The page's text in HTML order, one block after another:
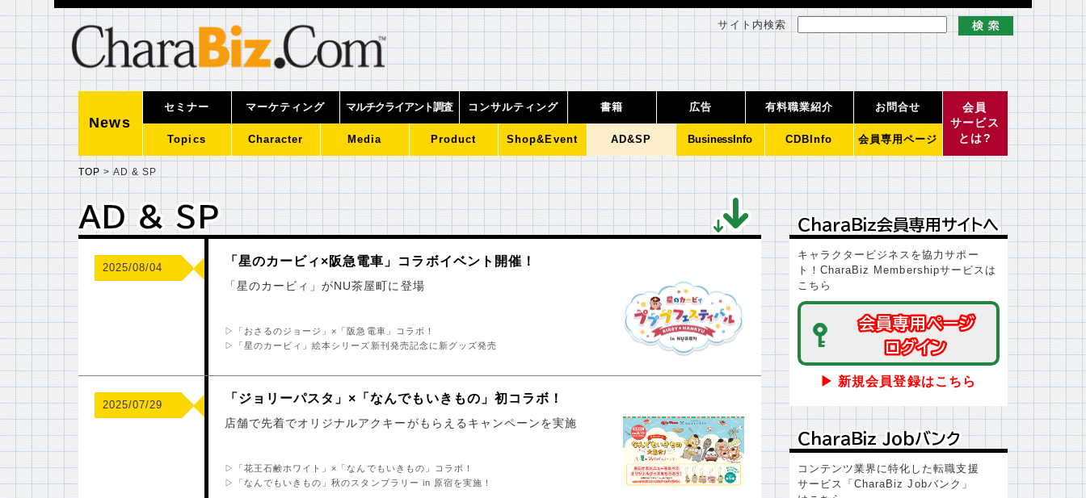
サイト内検索
News
セミナー マーケティング マルチクライアント調査 コンサルティング 書籍 広告 有料職業紹介 お問合せ
Topics Character Media Product Shop&Event AD&SP BusinessInfo CDBInfo 会員専用ページ
会員
サービス
とは?
TOP > AD & SP
AD & SP
AD & SP
2025/08/04 「星のカービィ×阪急電車」コラボイベント開催！
「星のカービィ」がNU茶屋町に登場
▷「おさるのジョージ」×「阪急電車」コラボ！
▷「星のカービィ」絵本シリーズ新刊発売記念に新グッズ発売
2025/07/29 「ジョリーパスタ」×「なんでもいきもの」初コラボ！
店舗で先着でオリジナルアクキーがもらえるキャンペーンを実施
▷「花王石鹸ホワイト」×「なんでもいきもの」コラボ！
▷「なんでもいきもの」秋のスタンプラリー in 原宿を実施！
ＣｈａｒａＢｉｚ会員専用サイトへ
ＣｈａｒａＢｉｚ会員専用サイトへ
キャラクタービジネスを協力サポー
ト！CharaBiz Membershipサービスは
こちら
会員専用ページ
会員専用ページ
ログイン
ログイン
▶ 新規会員登録はこちら
ＣｈａｒａＢｉｚ Ｊｏｂバンク
ＣｈａｒａＢｉｚ Ｊｏｂバンク
コンテンツ業界に特化した転職支援
サービス「CharaBiz Jobバンク」